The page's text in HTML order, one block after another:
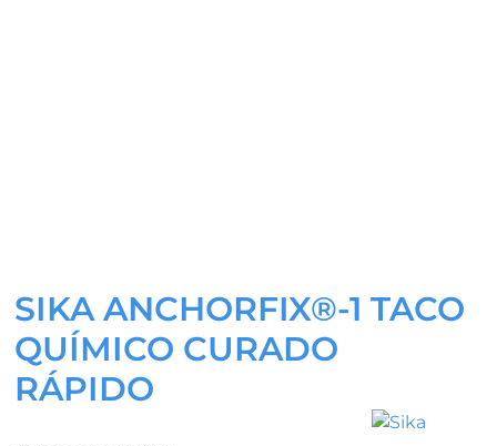
SIKA ANCHORFIX®-1 TACO
QUÍMICO CURADO
RÁPIDO